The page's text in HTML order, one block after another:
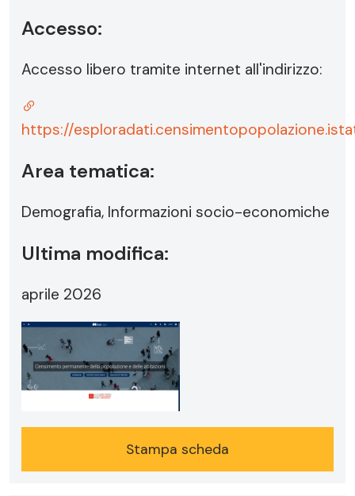
Accesso:
Accesso libero tramite internet all'indirizzo:
https://
Area tematica:
Demografia, Informazioni socio-economiche
Ultima modifica:
aprile 2026
Stampa scheda